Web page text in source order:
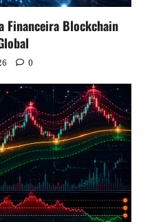
Financeira Blockchain
0